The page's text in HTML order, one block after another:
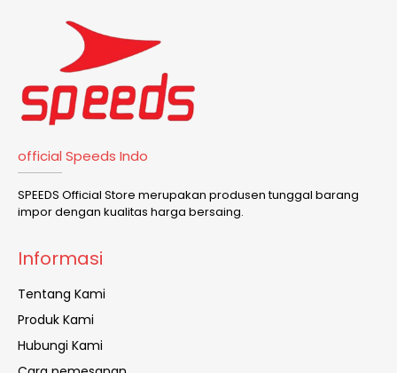
official Speeds Indo
SPEEDS Official Store merupakan produsen tunggal barang
impor dengan kualitas harga bersaing.
Informasi
Tentang Kami
Produk Kami
Hubungi Kami